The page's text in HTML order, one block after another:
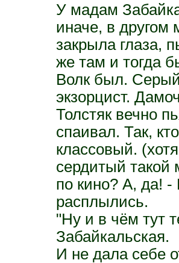
У мадам
иначе, в
закрыла глаза,
же там и тогда
Волк был.
экзорцист.
Толстяк вечно
спаивал. Так,
классовый.
сердитый такой
по кино? А, да!
расплылись.
"Ну и в чём тут
Забайкальская.
И не дала себе